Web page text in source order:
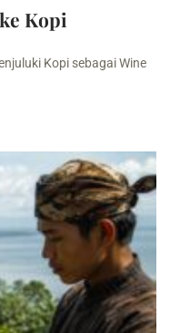
Kopi
Kopi sebagai Wine